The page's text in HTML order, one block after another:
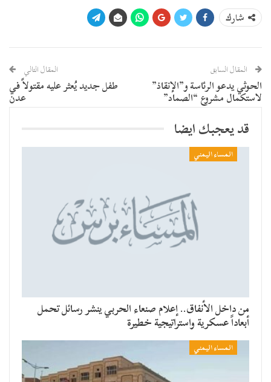
شارك
المقال السابق
الحوثي يدعو الرئاسة و”الإنقاذ”
لاستكمال مشروع “الصماد”
المقال التالي
طفل جديد يُعثر عليه مقتولاً في
عدن
قد يعجبك ايضا
المساء اليمني
من داخل الأنفاق.. إعلام صنعاء الحربي ينشر رسائل تحمل
أبعاداً عسكرية واستراتيجية خطيرة
المساء اليمني